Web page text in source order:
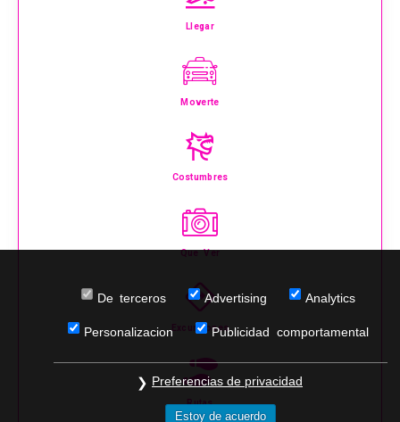
Llegar
Moverte
Costumbres
Que Ver
Excursiones
Rutas
De terceros Advertising Analytics
Personalizacion Publicidad comportamental
Preferencias de privacidad
Estoy de acuerdo